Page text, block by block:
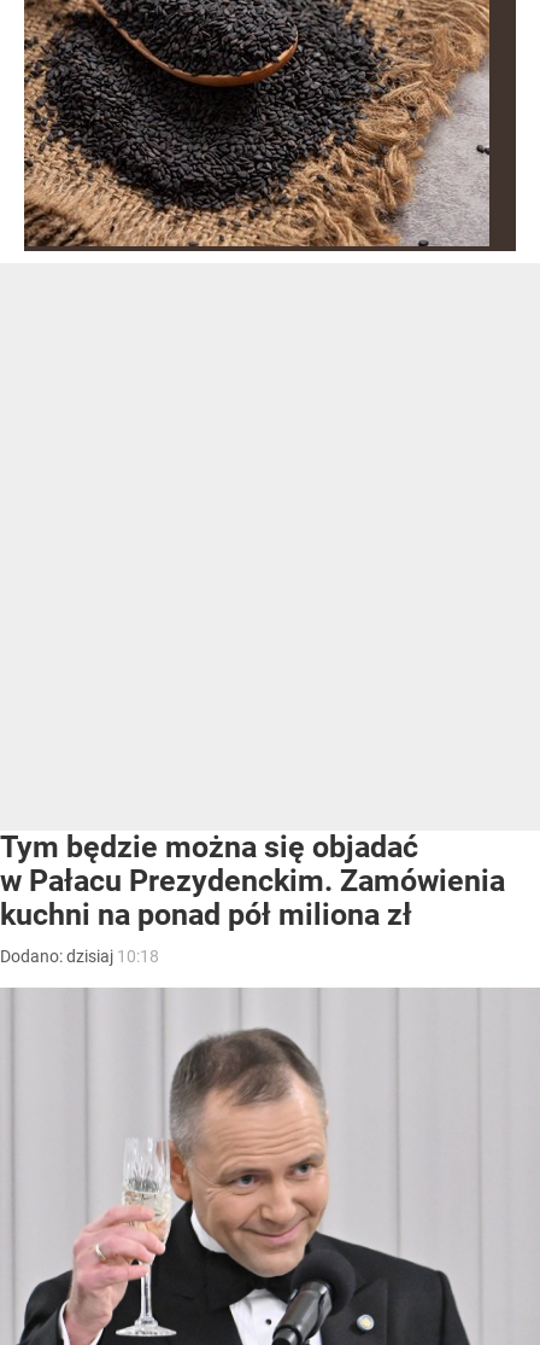
Tym będzie można się objadać
w Pałacu Prezydenckim. Zamówienia
kuchni na ponad pół miliona zł
Dodano:dzisiaj 10:18